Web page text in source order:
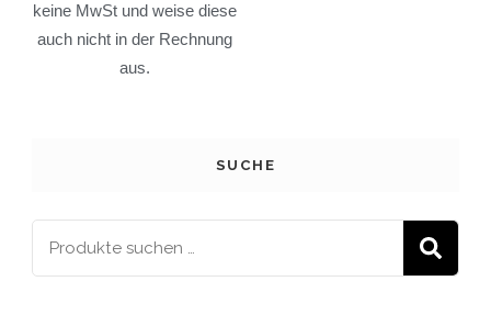
keine MwSt und weise diese
auch nicht in der Rechnung
aus.
SUCHE